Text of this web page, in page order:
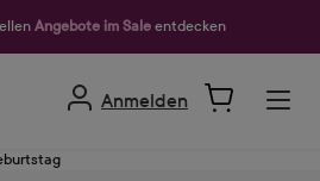
Angebote im Sale entdecken
Anmelden